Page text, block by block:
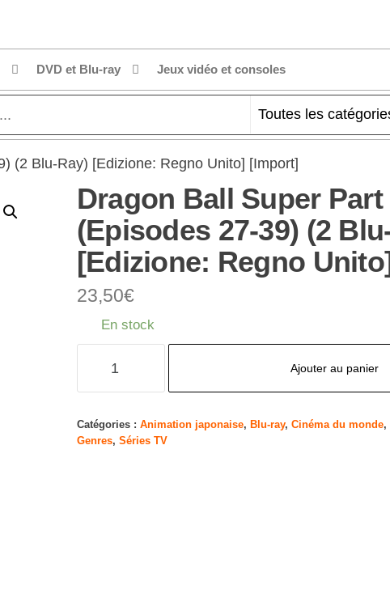
DVD et Blu-ray Jeux vidéo et consoles
(2 Blu-Ray) [Edizione: Regno Unito] [Import]
Dragon Ball Super Part
(Episodes 27-39) (2
[Edizione: Regno
23,50€
En stock
Ball
Super
Ajouter au panier
Catégories : Animation japonaise, Blu-ray, Cinéma du monde,
Genres, Séries TV